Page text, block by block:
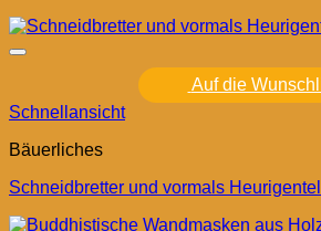
Auf die
Schnellansicht
Bäuerliches
Schneidbretter und vormals